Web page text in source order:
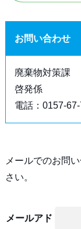
お問い合わせ
廃棄物対策課
啓発係
電話：0157-
メールでのお問
さい。
メールアド